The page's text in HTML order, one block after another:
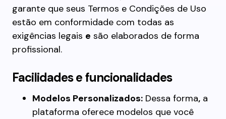
garante que seus Termos e Condições de Uso
estão em conformidade com todas as
exigências legais e são elaborados de forma
profissional.
Facilidades e funcionalidades
Modelos Personalizados: Dessa forma, a
plataforma oferece modelos que você